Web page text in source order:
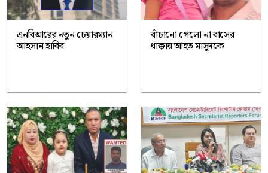
এনবিআরের নতুন চেয়ারম্যান
আহসান হাবিব
বাঁচানো গেলো না বাসের
ধাক্কায় আহত মাসুদকে